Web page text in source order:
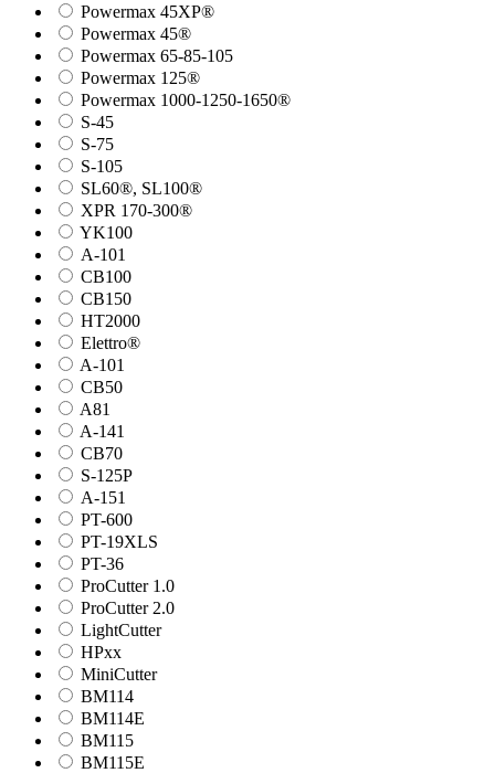
Powermax 45XP®
Powermax 45®
Powermax 65-85-105
Powermax 125®
Powermax 1000-1250-1650®
S-45
S-75
S-105
SL60®, SL100®
XPR 170-300®
YK100
А-101
СВ100
СВ150
HT2000
Elettro®
A-101
СВ50
A81
A-141
СВ70
S-125P
А-151
PT-600
PT-19XLS
PT-36
ProCutter 1.0
ProCutter 2.0
LightCutter
HPxx
MiniCutter
BM114
BM114E
BM115
BM115E